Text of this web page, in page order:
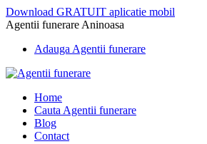
Download GRATUIT aplicatie mobil
Agentii funerare Aninoasa
Adauga Agentii funerare
Home
Cauta Agentii funerare
Blog
Contact